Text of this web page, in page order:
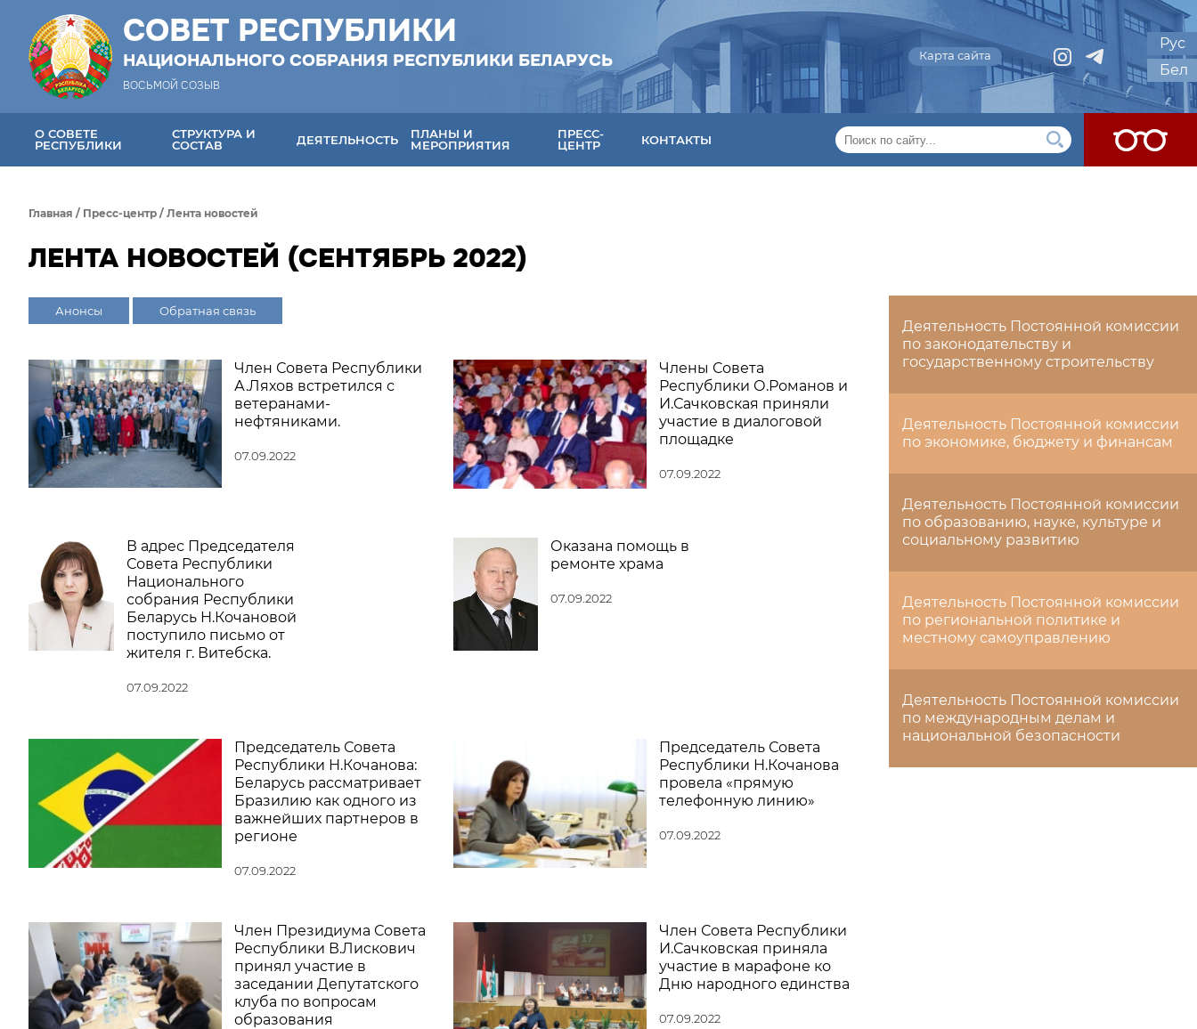
СОВЕТ РЕСПУБЛИКИ
НАЦИОНАЛЬНОГО СОБРАНИЯ РЕСПУБЛИКИ БЕЛАРУСЬ
ВОСЬМОЙ СОЗЫВ
Карта сайта
Рус
Бел
О СОВЕТЕ
РЕСПУБЛИКИ
СТРУКТУРА И
СОСТАВ
ДЕЯТЕЛЬНОСТЬ
ПЛАНЫ И
МЕРОПРИЯТИЯ
ПРЕСС-
ЦЕНТР
КОНТАКТЫ
Главная / Пресс-центр / Лента новостей
ЛЕНТА НОВОСТЕЙ (СЕНТЯБРЬ 2022)
Анонсы Обратная связь
Член Совета Республики
А.Ляхов встретился с
ветеранами-
нефтяниками.
07.09.2022
Члены Совета
Республики О.Романов и
И.Сачковская приняли
участие в диалоговой
площадке
07.09.2022
В адрес Председателя
Совета Республики
Национального
собрания Республики
Беларусь Н.Кочановой
поступило письмо от
жителя г. Витебска.
07.09.2022
Оказана помощь в
ремонте храма
07.09.2022
Председатель Совета
Республики Н.Кочанова:
Беларусь рассматривает
Бразилию как одного из
важнейших партнеров в
регионе
07.09.2022
Председатель Совета
Республики Н.Кочанова
провела «прямую
телефонную линию»
07.09.2022
Член Президиума Совета
Республики В.Лискович
принял участие в
заседании Депутатского
клуба по вопросам
образования
Член Совета Республики
И.Сачковская приняла
участие в марафоне ко
Дню народного единства
07.09.2022
Деятельность Постоянной комиссии
по законодательству и
государственному строительству
Деятельность Постоянной комиссии
по экономике, бюджету и финансам
Деятельность Постоянной комиссии
по образованию, науке, культуре и
социальному развитию
Деятельность Постоянной комиссии
по региональной политике и
местному самоуправлению
Деятельность Постоянной комиссии
по международным делам и
национальной безопасности